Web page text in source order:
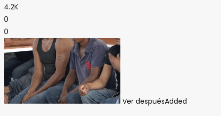
4.2K
0
0
Ver despuésAdded